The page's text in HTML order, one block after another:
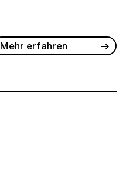
Mehr erfahren